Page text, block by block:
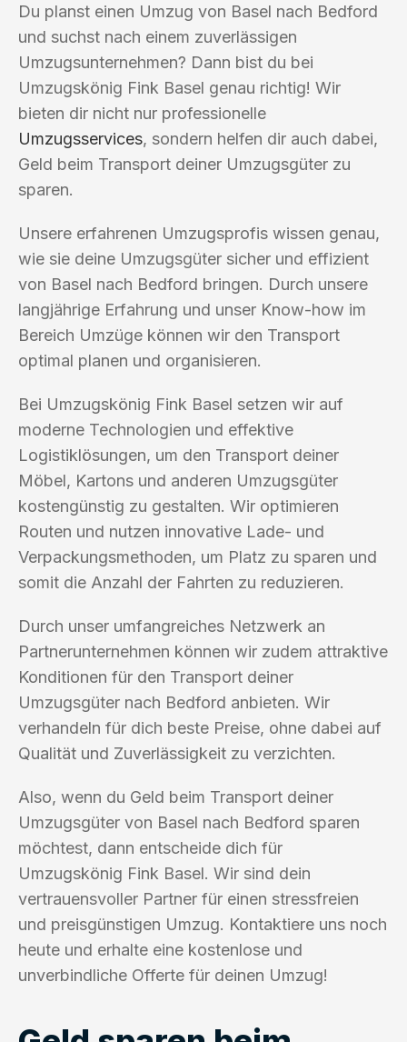
Du planst einen Umzug von Basel nach Bedford
und suchst nach einem zuverlässigen
Umzugsunternehmen? Dann bist du bei
Umzugskönig Fink Basel genau richtig! Wir
bieten dir nicht nur professionelle
Umzugsservices, sondern helfen dir auch dabei,
Geld beim Transport deiner Umzugsgüter zu
sparen.
Unsere erfahrenen Umzugsprofis wissen genau,
wie sie deine Umzugsgüter sicher und effizient
von Basel nach Bedford bringen. Durch unsere
langjährige Erfahrung und unser Know-how im
Bereich Umzüge können wir den Transport
optimal planen und organisieren.
Bei Umzugskönig Fink Basel setzen wir auf
moderne Technologien und effektive
Logistiklösungen, um den Transport deiner
Möbel, Kartons und anderen Umzugsgüter
kostengünstig zu gestalten. Wir optimieren
Routen und nutzen innovative Lade- und
Verpackungsmethoden, um Platz zu sparen und
somit die Anzahl der Fahrten zu reduzieren.
Durch unser umfangreiches Netzwerk an
Partnerunternehmen können wir zudem attraktive
Konditionen für den Transport deiner
Umzugsgüter nach Bedford anbieten. Wir
verhandeln für dich beste Preise, ohne dabei auf
Qualität und Zuverlässigkeit zu verzichten.
Also, wenn du Geld beim Transport deiner
Umzugsgüter von Basel nach Bedford sparen
möchtest, dann entscheide dich für
Umzugskönig Fink Basel. Wir sind dein
vertrauensvoller Partner für einen stressfreien
und preisgünstigen Umzug. Kontaktiere uns noch
heute und erhalte eine kostenlose und
unverbindliche Offerte für deinen Umzug!